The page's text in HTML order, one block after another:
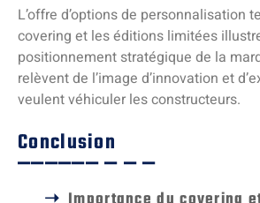
L’offre d’options de personnalisation
covering et les éditions limitées
positionnement stratégique de la
relèvent de l’image d’innovation et
veulent véhiculer les constructeurs.
Conclusion